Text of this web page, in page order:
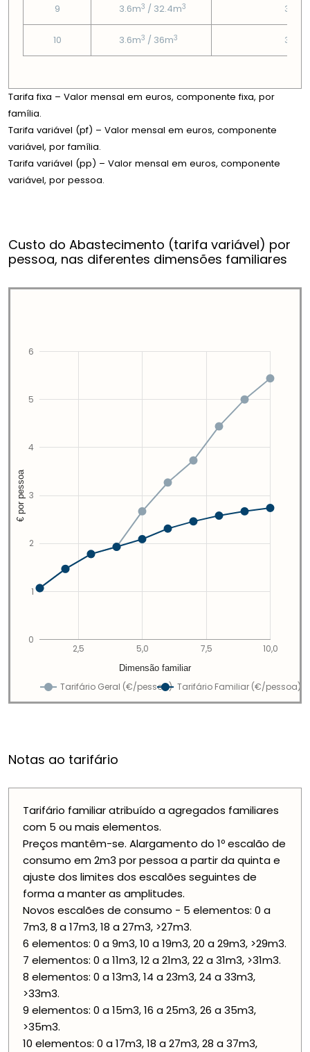
9 3.6m3 / 32.4m3 3.95€
10 3.6m3 / 36m3 3.95€
Tarifa fixa – Valor mensal em euros, componente fixa, por
família.
Tarifa variável (pf) – Valor mensal em euros, componente
variável, por família.
Tarifa variável (pp) – Valor mensal em euros, componente
variável, por pessoa.
Custo do Abastecimento (tarifa variável) por
pessoa, nas diferentes dimensões familiares
Tarifário Geral (€/pessoa) Tarifário Familiar (€/pessoa)
2,5 5,0 7,5 10,0
0
1
2
3
4
5
6
Dimensão familiar
€ por pessoa
Notas ao tarifário
Tarifário familiar atribuído a agregados familiares
com 5 ou mais elementos.
Preços mantêm-se. Alargamento do 1º escalão de
consumo em 2m3 por pessoa a partir da quinta e
ajuste dos limites dos escalões seguintes de
forma a manter as amplitudes.
Novos escalões de consumo - 5 elementos: 0 a
7m3, 8 a 17m3, 18 a 27m3, >27m3.
6 elementos: 0 a 9m3, 10 a 19m3, 20 a 29m3, >29m3.
7 elementos: 0 a 11m3, 12 a 21m3, 22 a 31m3, >31m3.
8 elementos: 0 a 13m3, 14 a 23m3, 24 a 33m3,
>33m3.
9 elementos: 0 a 15m3, 16 a 25m3, 26 a 35m3,
>35m3.
10 elementos: 0 a 17m3, 18 a 27m3, 28 a 37m3,